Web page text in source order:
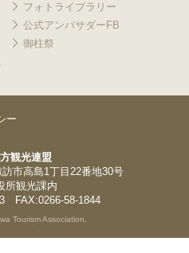
フォトライブラリー
公式アンバサダーFB
御柱祭
ー
観光連盟
市高島1丁目22番地30号
所観光課内
FAX:0266-58-1844
Tourism Association.